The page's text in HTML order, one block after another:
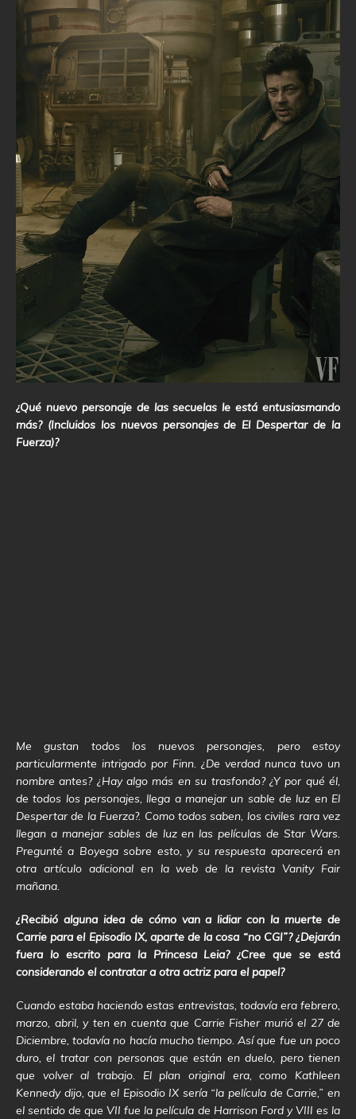
¿Qué nuevo personaje de las secuelas le está entusiasmando
más? (Incluidos los nuevos personajes de El Despertar de la
Fuerza)?
Me gustan todos los nuevos personajes, pero estoy
particularmente intrigado por Finn. ¿De verdad nunca tuvo un
nombre antes? ¿Hay algo más en su trasfondo? ¿Y por qué él,
de todos los personajes, llega a manejar un sable de luz en El
Despertar de la Fuerza?. Como todos saben, los civiles rara vez
llegan a manejar sables de luz en las películas de Star Wars.
Pregunté a Boyega sobre esto, y su respuesta aparecerá en
otra artículo adicional en la web de la revista Vanity Fair
mañana.
¿Recibió alguna idea de cómo van a lidiar con la muerte de
Carrie para el Episodio IX, aparte de la cosa “no CGI”? ¿Dejarán
fuera lo escrito para la Princesa Leia? ¿Cree que se está
considerando el contratar a otra actriz para el papel?
Cuando estaba haciendo estas entrevistas, todavía era febrero,
marzo, abril, y ten en cuenta que Carrie Fisher murió el 27 de
Diciembre, todavía no hacía mucho tiempo. Así que fue un poco
duro, el tratar con personas que están en duelo, pero tienen
que volver al trabajo. El plan original era, como Kathleen
Kennedy dijo, que el Episodio IX sería “la película de Carrie,” en
el sentido de que VII fue la película de Harrison Ford y VIII es la